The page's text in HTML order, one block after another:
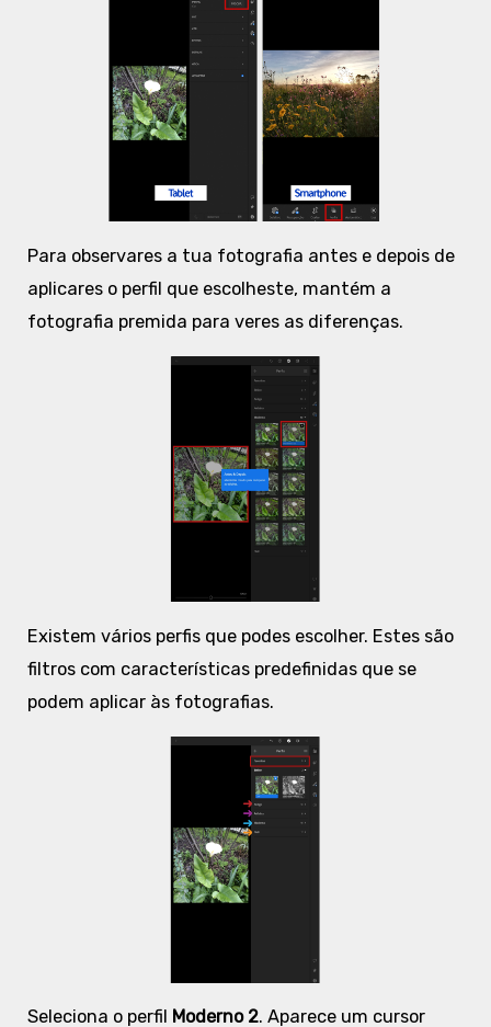
Para observares a tua fotografia antes e depois de
aplicares o perfil que escolheste, mantém a
fotografia premida para veres as diferenças.
Existem vários perfis que podes escolher. Estes são
filtros com características predefinidas que se
podem aplicar às fotografias.
Seleciona o perfil Moderno 2. Aparece um cursor